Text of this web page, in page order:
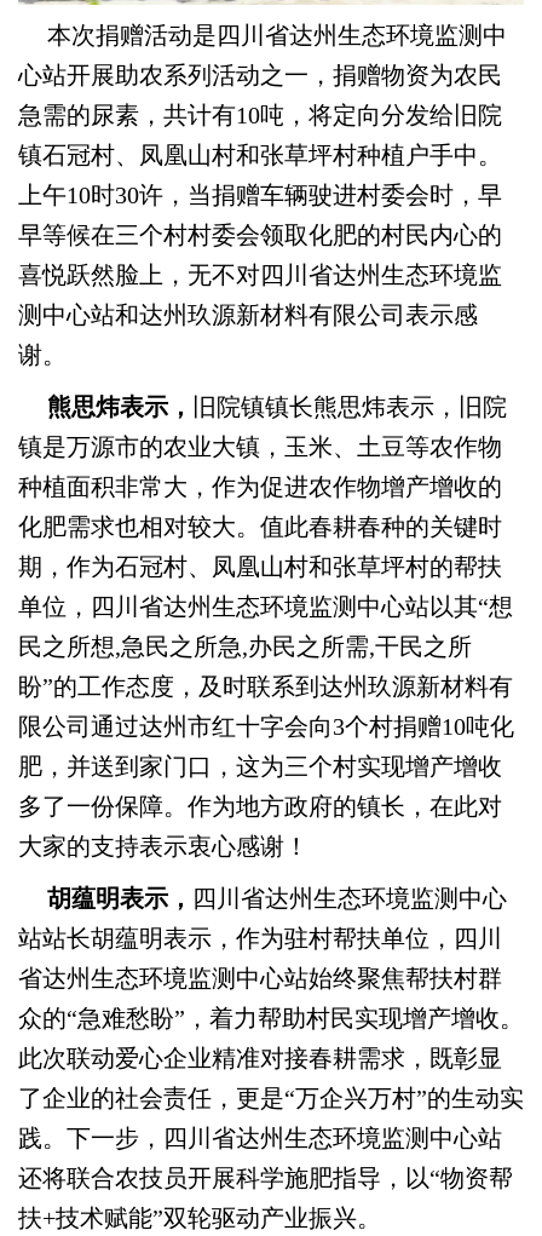
本次捐赠活动是四川省达州生态环境监测中
心站开展助农系列活动之一，捐赠物资为农民
急需的尿素，共计有10吨，将定向分发给旧院
镇石冠村、凤凰山村和张草坪村种植户手中。
上午10时30许，当捐赠车辆驶进村委会时，早
早等候在三个村村委会领取化肥的村民内心的
喜悦跃然脸上，无不对四川省达州生态环境监
测中心站和达州玖源新材料有限公司表示感
谢。
熊思炜表示，
旧院镇镇长熊思炜表示，
旧院
镇是万源市的农业大镇，玉米、土豆等农作物
种植面积非常大 ， 作为促进农作物增产增收的
化肥需求也相对较大。 值此春耕春种的关键时
期， 作为石冠村、凤凰山村和张草坪村的帮扶
单位，四川省达州生态环境监测中心站以其“想
民之所想,急民之所急,办民之所需,干民之所
盼”的工作态度，及时联系到达州玖源新材料有
限公司 通过达州市红十字会向3个村捐赠10吨化
肥，并送到家门口，这为三个村实现增产增收
多了一份保障。作为地方政府的镇长，在此对
大家的支持表示衷心感谢 ！
胡蕴明表示， 四川省达州生态环境监测中心
站站长胡蕴明表示 ， 作为驻村帮扶单位，四川
省达州生态环境监测中心站始终聚焦帮扶村群
众的“急难愁盼”， 着力帮助村民实现增产增收。
此次联动爱心企业精准对接春耕需求，既彰显
了企业的社会责任，更是“万企兴万村”的生动实
践。下一步，四川省达州生态环境监测中心站
还将联合农技员开展科学施肥指导，以“物资帮
扶+技术赋能”双轮驱动产业振兴。